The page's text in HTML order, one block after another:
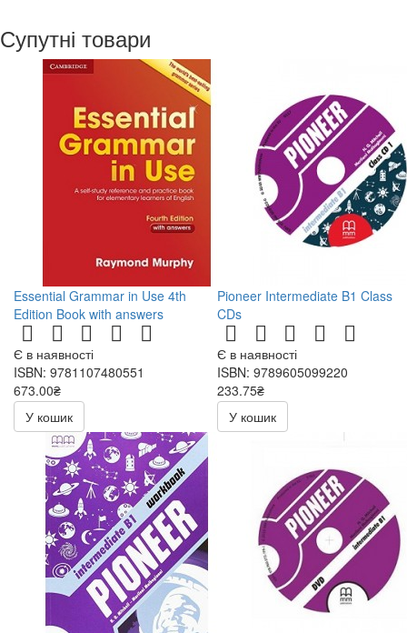
Супутні товари
Essential Grammar in Use 4th
Edition Book with answers
Є в наявності
ISBN: 9781107480551
673.00₴
У кошик
Pioneer Intermediate B1 Class
CDs
Є в наявності
ISBN: 9789605099220
233.75₴
275.00₴
У кошик